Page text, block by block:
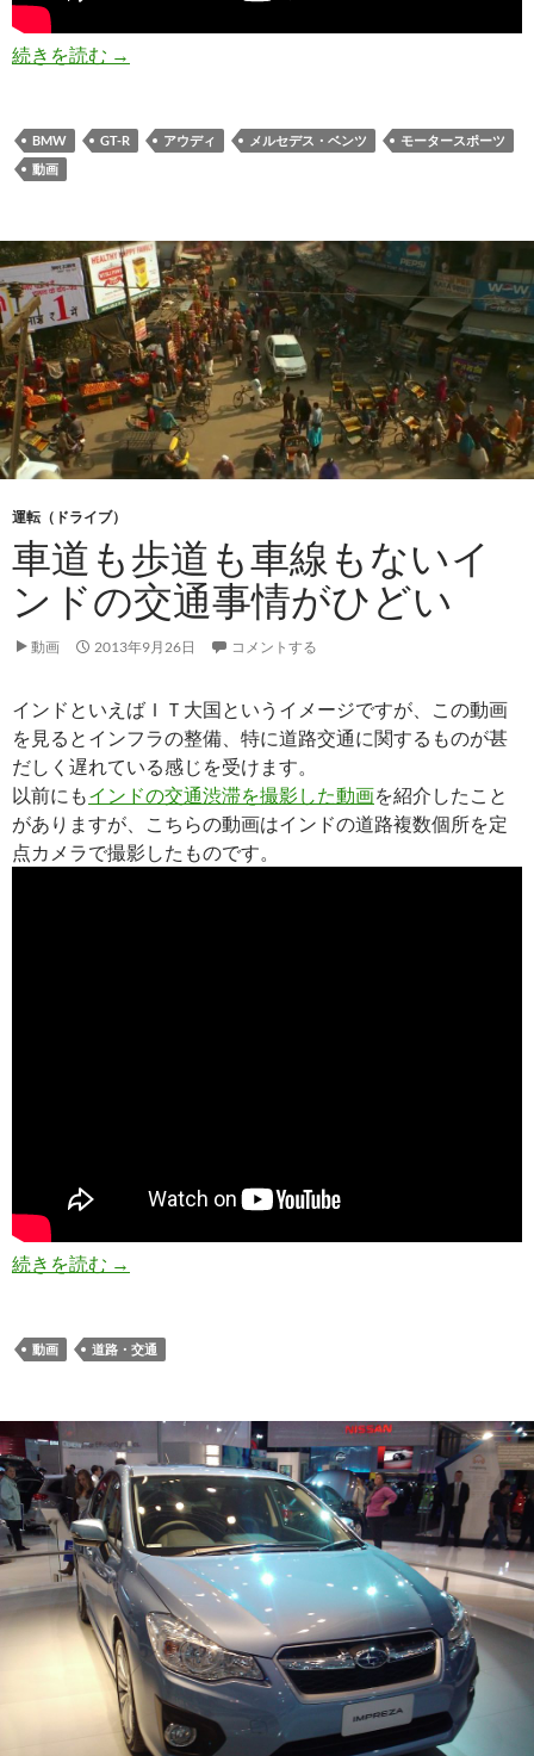
続きを読む ゼロヨン最速決定戦！日産GT-Rが海外スーパー
→
BMW GT-R アウディ メルセデス・ベンツ
モータースポーツ
動画
運転（ドライブ）
車道も歩道も車線もないイ
ンドの交通事情がひどい
動画 2013年9月26日 コメントする
インドといえばＩＴ大国というイメージですが、この動画
を見るとインフラの整備、特に道路交通に関するものが甚
だしく遅れている感じを受けます。
以前にもインドの交通渋滞を撮影した動画を紹介したこと
がありますが、こちらの動画はインドの道路複数個所を定
点カメラで撮影したものです。
続きを読む 車道も歩道も車線もないインドの交通事情がひど
→
動画 道路・交通